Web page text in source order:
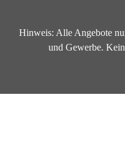
Hinweis: Alle Angebote
und Gewerbe.